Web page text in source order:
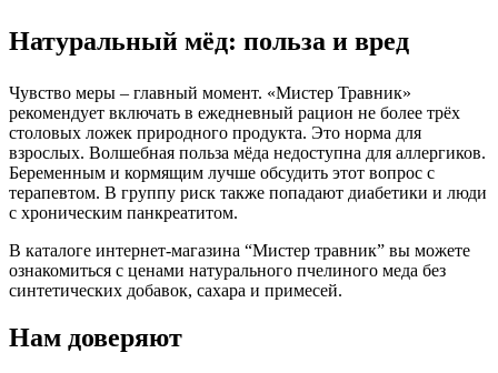
Натуральный мёд: польза и вред
Чувство меры – главный момент. «Мистер Травник»
рекомендует включать в ежедневный рацион не более трёх
столовых ложек природного продукта. Это норма для
взрослых. Волшебная польза мёда недоступна для аллергиков.
Беременным и кормящим лучше обсудить этот вопрос с
терапевтом. В группу риск также попадают диабетики и люди
с хроническим панкреатитом.
В каталоге интернет-магазина “Мистер травник” вы можете
ознакомиться с ценами натурального пчелиного меда без
синтетических добавок, сахара и примесей.
Нам доверяют